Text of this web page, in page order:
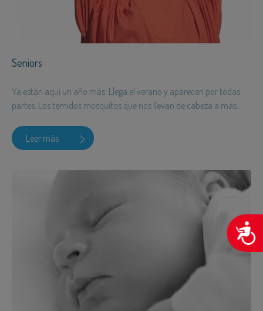
Seniors
Ya están aquí un año más. Llega el verano y aparecen por todas
partes. Los temidos mosquitos que nos llevan de cabeza a más...
Leer más